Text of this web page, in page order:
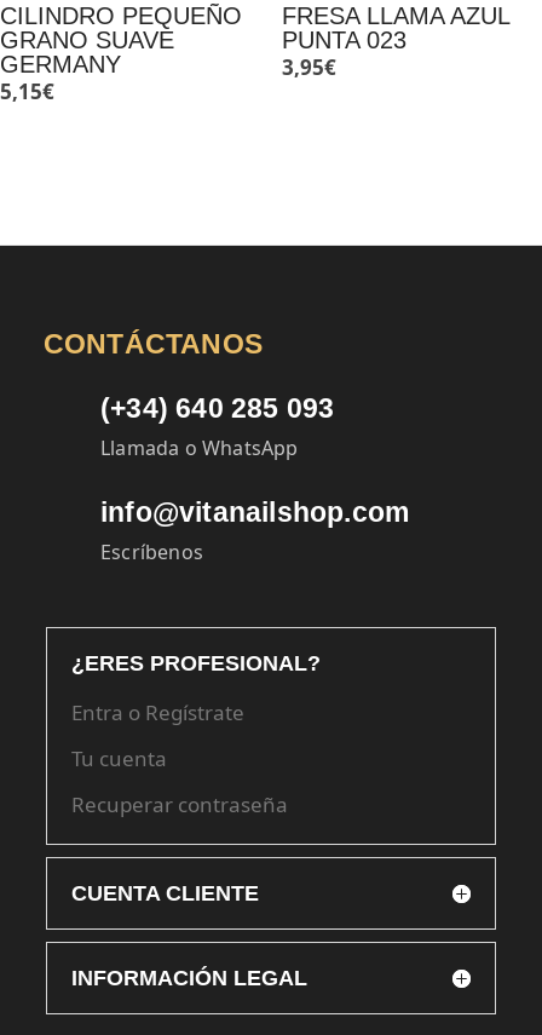
CILINDRO PEQUEÑO
GRANO SUAVE
GERMANY
5,15€
FRESA LLAMA AZUL
PUNTA 023
3,95€
CONTÁCTANOS
(+34) 640 285 093
Llamada o WhatsApp
info@vitanailshop.com
Escríbenos
¿ERES PROFESIONAL?
Entra o Regístrate
Tu cuenta
Recuperar contraseña
CUENTA CLIENTE
INFORMACIÓN LEGAL